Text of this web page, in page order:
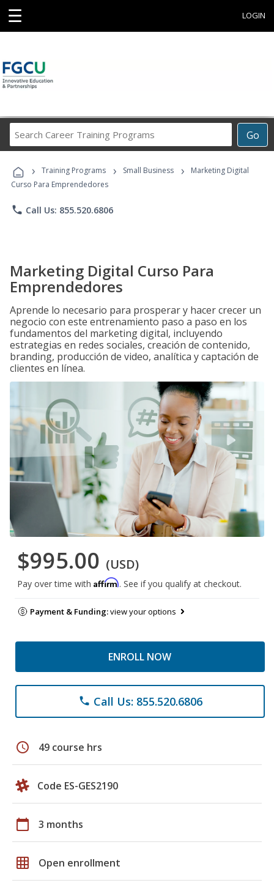
☰ LOGIN
Go
Career
Programs
› Training Programs › Small Business ›
Marketing Digital
Curso Para Emprendedores
phone Call Us: 855.520.6806
Marketing Digital Curso Para
Emprendedores
Aprende lo necesario para prosperar y hacer crecer un
negocio con este entrenamiento paso a paso en los
fundamentos del marketing digital, incluyendo
estrategias en redes sociales, creación de contenido,
branding, producción de video, analítica y captación de
clientes en línea.
$995.00 (USD)
Pay over time with Affirm. See if you qualify at checkout.
Payment & Funding:view your options
ENROLL NOW
phone Call Us: 855.520.6806
schedule 49 course hrs
Code ES-GES2190
calendar_today 3 months
grid_on Open enrollment